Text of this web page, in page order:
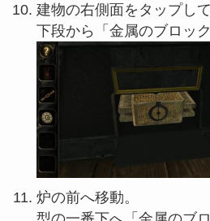
建物の右側面をタップし
下段から「金属のブロッ
炉の前へ移動。